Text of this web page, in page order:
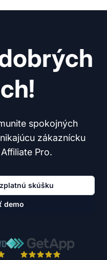
spokojných
zákaznícku
Pro.
skúšku
demo